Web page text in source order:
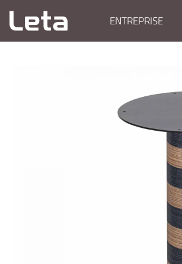
ENTREPRISE